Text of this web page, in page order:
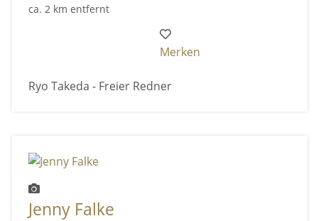
ca. 2 km entfernt
Merken
Ryo Takeda - Freier Redner
Jenny Falke